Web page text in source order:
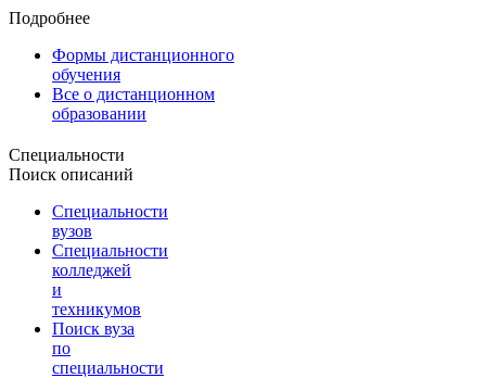
Подробнее
Формы дистанционного
обучения
Все о дистанционном
образовании
Специальности
Поиск описаний
Специальности
вузов
Специальности
колледжей
и
техникумов
Поиск вуза
по
специальности